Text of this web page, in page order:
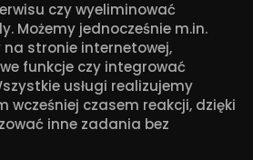
czy wyeliminować
Możemy jednocześnie m.in.
stronie internetowej,
funkcje czy integrować
usługi realizujemy
wcześniej czasem reakcji, dzięki
inne zadania bez